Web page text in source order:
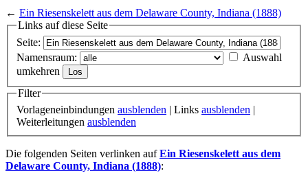
← Ein Riesenskelett aus dem Delaware County, Indiana (1888)
Links auf diese Seite
Seite:
Namensraum:
Auswahl
umkehren
Filter
Vorlageneinbindungen ausblenden | Links ausblenden |
Weiterleitungen ausblenden
Die folgenden Seiten verlinken aufEin Riesenskelett aus dem
Delaware County, Indiana (1888):